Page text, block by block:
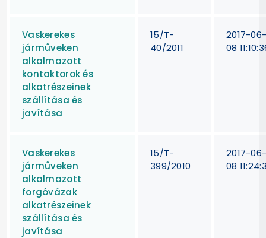
Vaskerekes
járműveken
alkalmazott
kontaktorok és
alkatrészeinek
szállítása és
javítása
15/T-
40/2011
2017-
08
Vaskerekes
járműveken
alkalmazott
forgóvázak
alkatrészeinek
szállítása és
javítása
15/T-
399/2010
2017-
08